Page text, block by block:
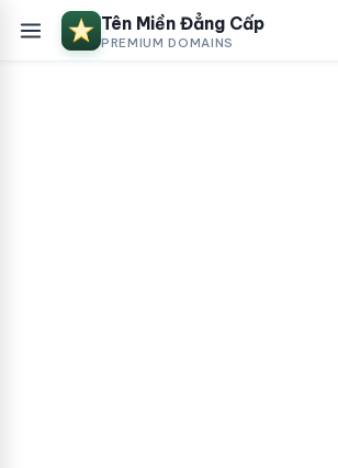
Tên Miền Đẳng Cấp
PREMIUM DOMAINS